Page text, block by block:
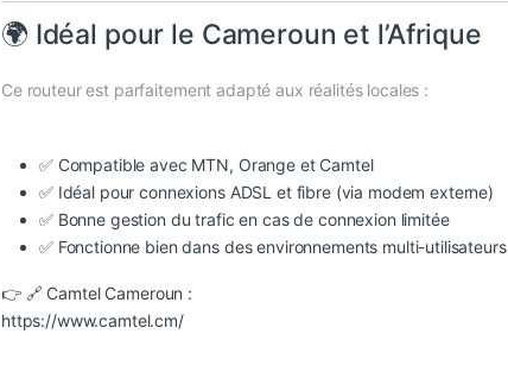
🌍 Idéal pour le Cameroun et l’Afrique
Ce routeur est parfaitement adapté aux réalités locales :
✅ Compatible avec MTN, Orange et Camtel
✅ Idéal pour connexions ADSL et fibre (via modem externe)
✅ Bonne gestion du trafic en cas de connexion limitée
✅ Fonctionne bien dans des environnements multi-utilisateurs
👉 🔗 Camtel Cameroun :
https://www.camtel.cm/